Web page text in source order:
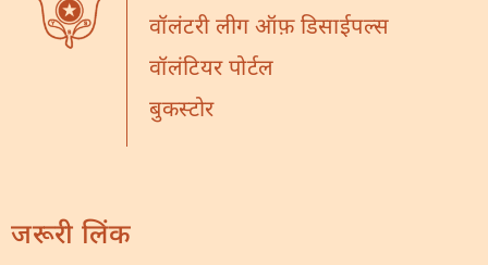
वॉलंटरी लीग ऑफ़ डिसाईपल्स
वॉलंटियर पोर्टल
बुकस्टोर
जरूरी लिंक